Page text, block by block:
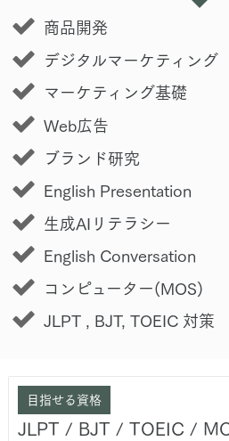
商品開発
デジタルマーケティング
マーケティング基礎
Web広告
ブランド研究
English Presentation
生成AIリテラシー
English Conversation
コンピューター(MOS)
JLPT , BJT, TOEIC 対策
目指せる資格
JLPT / BJT / TOEIC /